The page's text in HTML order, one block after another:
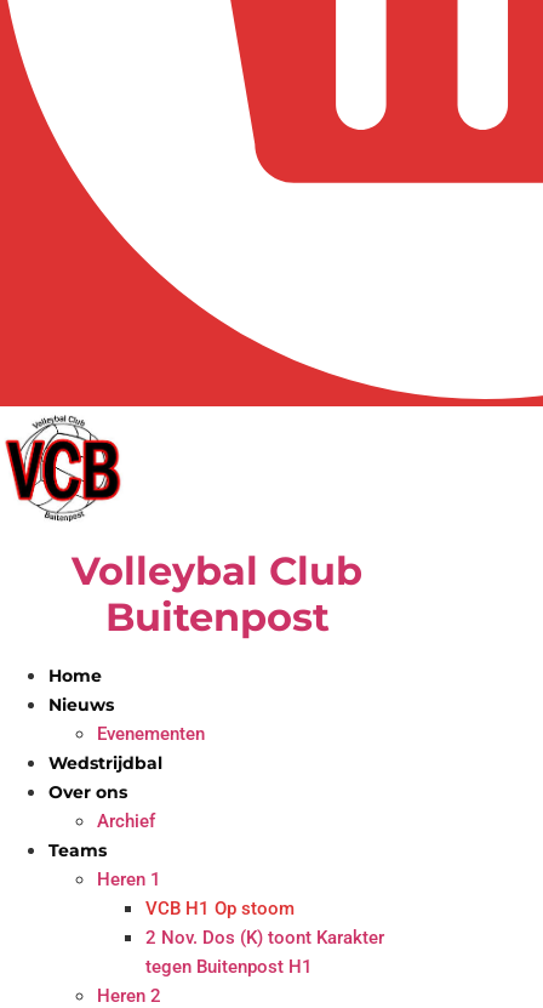
Volleybal Club
Buitenpost
Home
Nieuws
Evenementen
Wedstrijdbal
Over ons
Archief
Teams
Heren 1
VCB H1 Op stoom
2 Nov. Dos (K) toont Karakter
tegen Buitenpost H1
Heren 2